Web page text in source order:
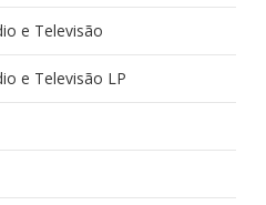
e Televisão
e Televisão LP